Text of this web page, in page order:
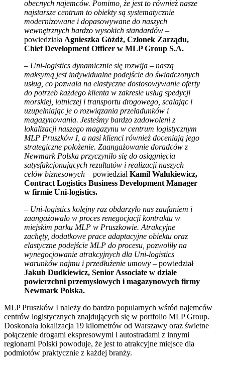
obecnych najemców. Pomimo, że jest to również nasze
najstarsze centrum to obiekty są systematycznie
modernizowane i dopasowywane do naszych
wewnętrznych bardzo wysokich standardów –
powiedziała Agnieszka Góźdź, Członek Zarządu,
Chief Development Officer w MLP Group S.A.
– Uni-logistics dynamicznie się rozwija – naszą
maksymą jest indywidualne podejście do świadczonych
usług, co pozwala na elastyczne dostosowywanie oferty
do potrzeb każdego klienta w zakresie usług spedycji
morskiej, lotniczej i transportu drogowego, scalając i
uzupełniając je o rozwiązania przeładunków i
magazynowania. Jesteśmy bardzo zadowoleni z
lokalizacji naszego magazynu w centrum logistycznym
MLP Pruszków I, a nasi klienci również doceniają jego
strategiczne położenie. Zaangażowanie doradców z
Newmark Polska przyczyniło się do osiągnięcia
satysfakcjonujących rezultatów i realizacji naszych
celów biznesowych – powiedziałKamil Walukiewicz,
Contract Logistics Business Development Manager
w firmie Uni-logistics.
– Uni-logistics kolejny raz obdarzyło nas zaufaniem i
zaangażowało w proces renegocjacji kontraktu w
miejskim parku MLP w Pruszkowie. Atrakcyjne
zachęty, dodatkowe prace adaptacyjne obiektu oraz
elastyczne podejście MLP do procesu, pozwoliły na
wynegocjowanie atrakcyjnych dla Uni-logistics
warunków najmu i przedłużenie umowy – powiedział
Jakub Dudkiewicz, Senior Associate w dziale
powierzchni przemysłowych i magazynowych firmy
Newmark Polska.
MLP Pruszków I należy do bardzo popularnych wśród najemców
centrów logistycznych znajdujących się w portfolio MLP Group.
Doskonała lokalizacja 19 kilometrów od Warszawy oraz świetne
połączenie drogami ekspresowymi i autostradami z innymi
regionami Polski powoduje, że jest to atrakcyjne miejsce dla
podmiotów praktycznie z każdej branży.